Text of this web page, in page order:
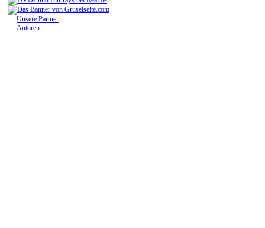
Unsere Partner
Autoren